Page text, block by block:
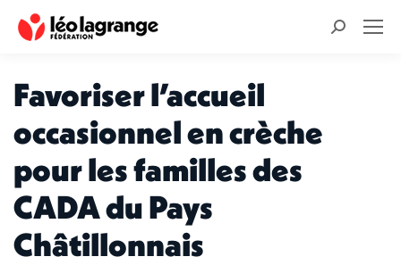
Recherche
Favoriser l’accueil
occasionnel en crèche
pour les familles des
CADA du Pays
Châtillonnais